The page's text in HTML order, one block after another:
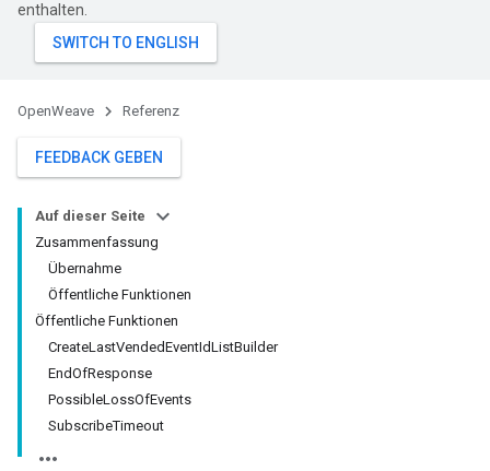
enthalten.
OpenWeave Referenz
FEEDBACK GEBEN
Auf dieser Seite
Zusammenfassung
Übernahme
Öffentliche Funktionen
Öffentliche Funktionen
CreateLastVendedEventIdListBuilder
EndOfResponse
PossibleLossOfEvents
SubscribeTimeout